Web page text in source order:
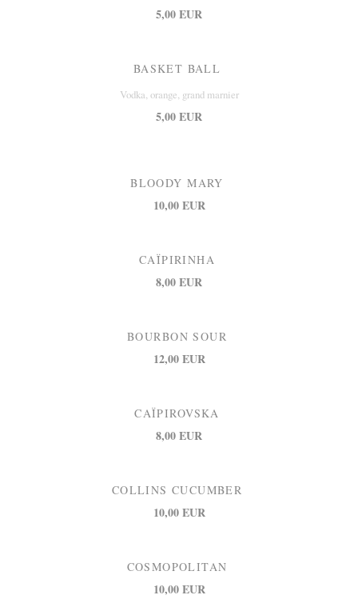
5,00 EUR
BASKET BALL
Vodka, orange, grand marnier
5,00 EUR
BLOODY MARY
10,00 EUR
CAÏPIRINHA
8,00 EUR
BOURBON SOUR
12,00 EUR
CAÏPIROVSKA
8,00 EUR
COLLINS CUCUMBER
10,00 EUR
COSMOPOLITAN
10,00 EUR